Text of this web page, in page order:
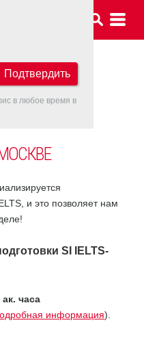
и это позволяет нам
SI IELTS-
часа
информация).
Подтвердить
в любое время в